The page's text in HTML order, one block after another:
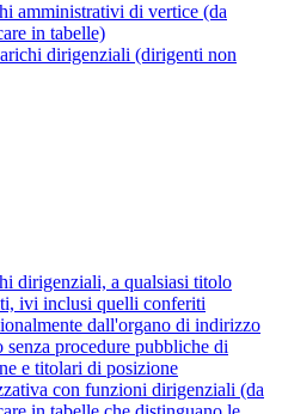
amministrativi di vertice (da
in tabelle)
dirigenziali (dirigenti non
dirigenziali, a qualsiasi titolo
ivi inclusi quelli conferiti
dall'organo di indirizzo
senza procedure pubbliche di
e titolari di posizione
con funzioni dirigenziali (da